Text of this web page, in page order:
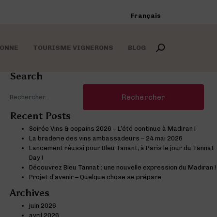
Français
sein de la même
Madiran
phares des
TOURISME VIGNERONS
domaines
BLOG
Search
Rechercher :
Recent Posts
Soirée Vins & copains 2026 – L’été continue à Madiran !
La braderie des vins ambassadeurs – 24 mai 2026
Lancement réussi pour Bleu Tanant, à Paris le jour du Tannat
Day !
Découvrez Bleu Tannat : une nouvelle expression du Madiran !
Projet d’avenir – Quelque chose se prépare
Archives
juin 2026
avril 2026